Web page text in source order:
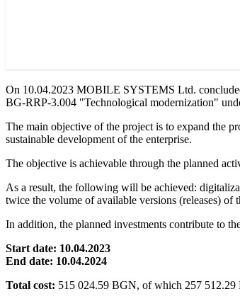
On 10.04.2023 MOBILE SYSTEMS Ltd.
BG-RRP-3.004 "Technological modernization"
The main objective of the project is to expand the
sustainable development of the enterprise.
The objective is achievable through the planned
As a result, the following will be achieved:
twice the volume of available versions (releases) of
In addition, the planned investments contribute to
Start date: 10.04.2023
End date: 10.04.2024
Total cost: 515 024.59 BGN, of which 257